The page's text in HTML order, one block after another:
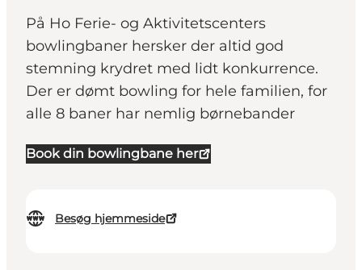
På Ho Ferie- og Aktivitetscenters
bowlingbaner hersker der altid god
stemning krydret med lidt konkurrence.
Der er dømt bowling for hele familien, for
alle 8 baner har nemlig børnebander
Book din bowlingbane her
Besøg hjemmeside